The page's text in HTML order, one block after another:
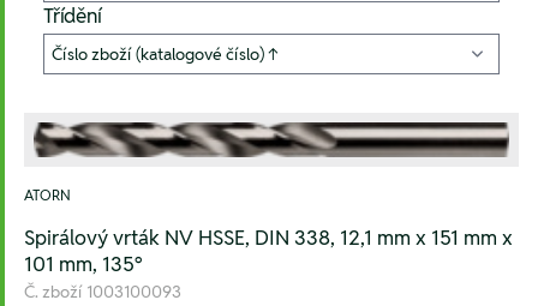
Třídění
ATORN
Spirálový vrták NV HSSE, DIN 338, 12,1 mm x 151 mm x
101 mm, 135°
Č. zboží 1003100093